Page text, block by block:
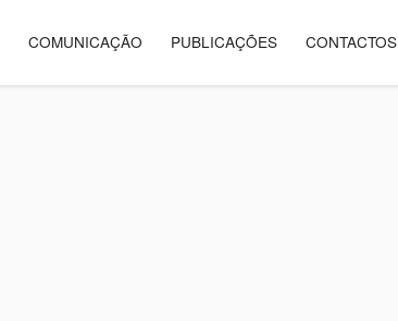
COMUNICAÇÃO PUBLICAÇÕES CONTACTOS